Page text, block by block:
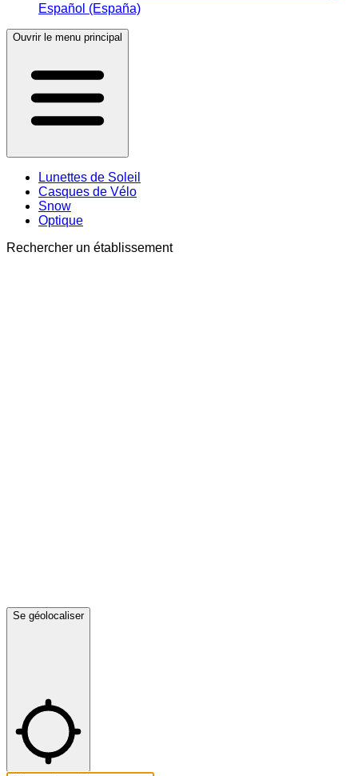
Español (España)
Ouvrir le menu principal
Lunettes de Soleil
Casques de Vélo
Snow
Optique
Rechercher un établissement
Se géolocaliser